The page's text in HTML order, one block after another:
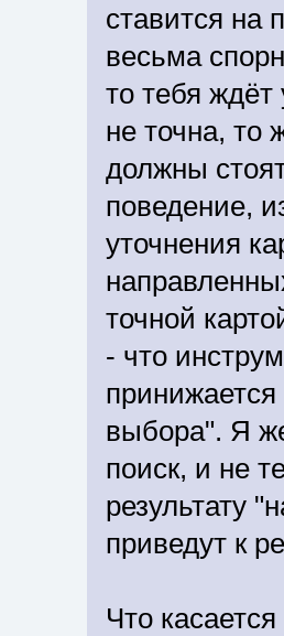
ставится на
весьма
то тебя
не точна, то
должны
поведение,
уточнения
точной
- что
принижается
выбора". Я
поиск, и не
результату
приведут к
Что